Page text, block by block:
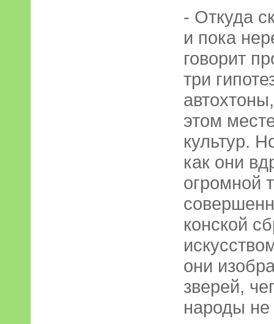
- Откуда
и пока
говорит
три
этом
культур.
как они
огромной
конской
они
зверей,
народы